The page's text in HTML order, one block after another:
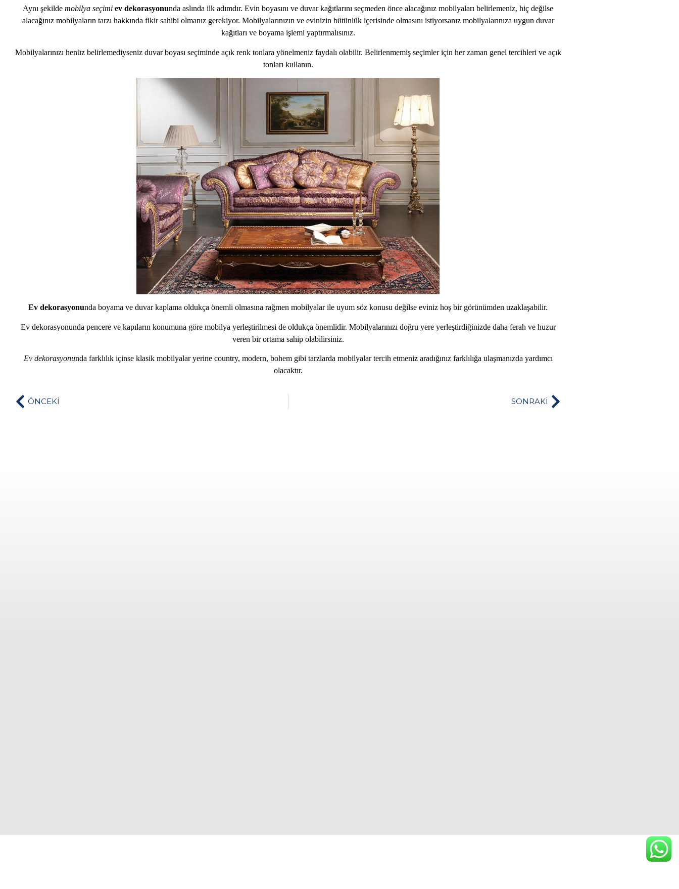
Aynı şekilde mobilya seçimi ev dekorasyonunda aslında ilk adımdır. Evin boyasını ve duvar kağıtlarını seçmeden önce alacağınız mobilyaları belirlemeniz, hiç değilse
alacağınız mobilyaların tarzı hakkında fikir sahibi olmanız gerekiyor. Mobilyalarınızın ve evinizin bütünlük içerisinde olmasını istiyorsanız mobilyalarınıza uygun duvar
kağıtları ve boyama işlemi yaptırmalısınız.
Mobilyalarınızı henüz belirlemediyseniz duvar boyası seçiminde açık renk tonlara yönelmeniz faydalı olabilir. Belirlenmemiş seçimler için her zaman genel tercihleri ve açık
tonları kullanın.
Ev dekorasyonunda boyama ve duvar kaplama oldukça önemli olmasına rağmen mobilyalar ile uyum söz konusu değilse eviniz hoş bir görünümden uzaklaşabilir.
Ev dekorasyonunda pencere ve kapıların konumuna göre mobilya yerleştirilmesi de oldukça önemlidir. Mobilyalarınızı doğru yere yerleştirdiğinizde daha ferah ve huzur
veren bir ortama sahip olabilirsiniz.
Ev dekorasyonunda farklılık içinse klasik mobilyalar yerine country, modern, bohem gibi tarzlarda mobilyalar tercih etmeniz aradığınız farklılığa ulaşmanızda yardımcı
olacaktır.
ÖNCEKİ SONRAKİ